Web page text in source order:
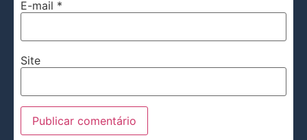
E-mail *
Site